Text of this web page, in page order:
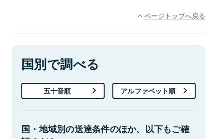
ページトップへ戻る
国別で調べる
五十音順 アルファベット順
国・地域別の送達条件のほか、以下もご確